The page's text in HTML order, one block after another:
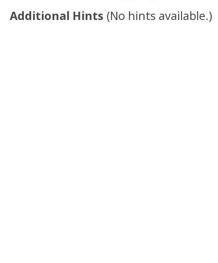
Additional Hints (No hints available.)